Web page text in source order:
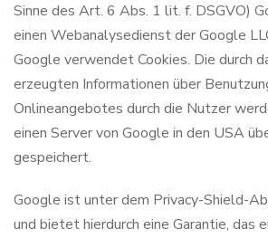
Sinne des Art. 6 Abs. 1 lit. f. DSGVO)
einen Webanalysedienst der Google
Google verwendet Cookies. Die durch
erzeugten Informationen über
Onlineangebotes durch die Nutzer
einen Server von Google in den USA
gespeichert.
Google ist unter dem Privacy-Shield-
und bietet hierdurch eine Garantie, das